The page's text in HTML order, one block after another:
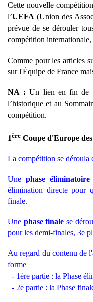
Cette nouvelle
l’UEFA (Union des
prévue de se dérouler
compétition internationale,
Comme pour les articles
sur l'Équipe de France
NA : Un lien en fin de
l’historique et au
compétition.
1ère Coupe d'Europe
La compétition se déroula
Unephase éliminatoire
élimination directe pour
finale.
Une phase finale se
pour les demi-finales, 3e
Au regard du contenu de
forme
- 1ère partie : la Phase
- 2e partie : la Phase